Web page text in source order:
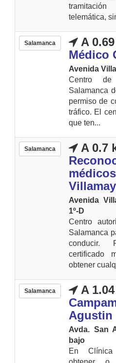
telemática,
Salamanca A
Médico
Avenida
Centro de
Salamanca
permiso de
tráfico. El
que ten...
Salamanca
A 0.7
Avenida
1º-D
Centro
Salamanca
conducir.
certificado
obtener
Salamanca A
Agustin
Avda. San
bajo
En Clínica